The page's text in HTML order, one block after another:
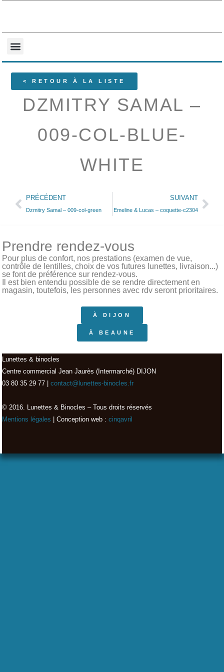
< RETOUR À LA LISTE
DZMITRY SAMAL –
009-COL-BLUE-
WHITE
PRÉCÉDENT
Dzmitry Samal – 009-col-green
SUIVANT
Emeline & Lucas – coquette-c2304
Prendre rendez-vous
Pour plus de confort, nos prestations (examen de vue,
contrôle de lentilles, choix de vos futures lunettes, livraison...)
se font de préférence sur rendez-vous.
Il est bien entendu possible de se rendre directement en
magasin, toutefois, les personnes avec rdv seront prioritaires.
À DIJON
À BEAUNE
Lunettes & binocles
Centre commercial Jean Jaurès (Intermarché) DIJON
03 80 35 29 77 |
contact@lunettes-binocles.fr
© 2016. Lunettes & Binocles – Tous droits réservés​
Mentions légales | Conception web : cinqavril